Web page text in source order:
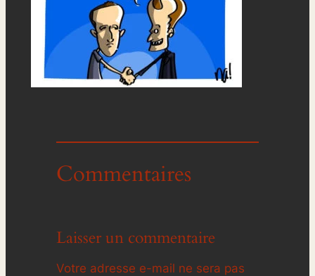
Commentaires
Laisser un commentaire
Votre adresse e-mail ne sera pas